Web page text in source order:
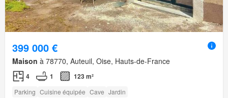
399 000 €
Maison à 78770, Auteuil, Oise, Hauts-de-France
4 1 123 m²
Parking Cuisine équipée Cave Jardin